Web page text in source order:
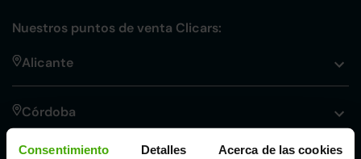
Consentimiento Detalles Acerca de las cookies
Nuestros puntos de venta Clicars:
Alicante
Córdoba